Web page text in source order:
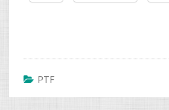
PTF